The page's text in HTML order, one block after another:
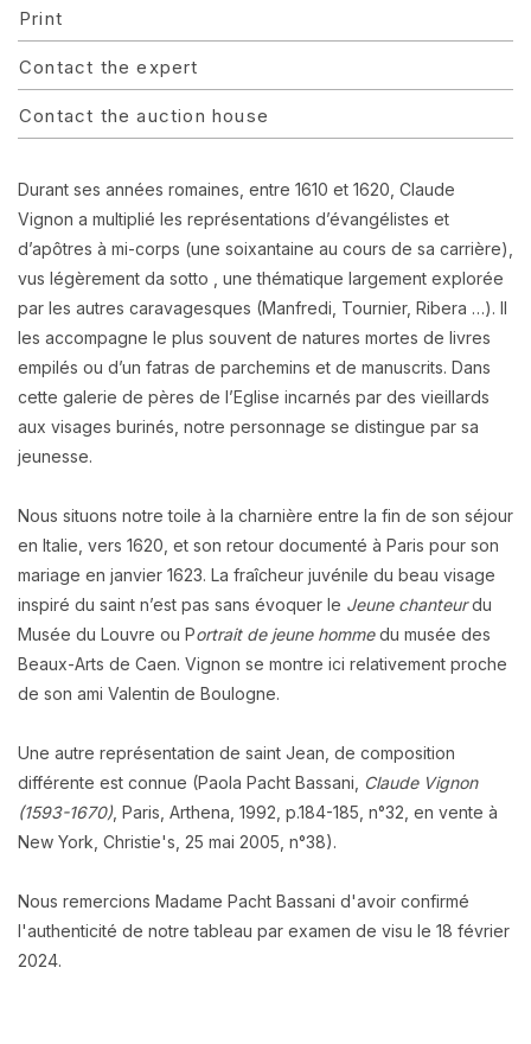
Print
Contact the expert
Contact the auction house
Durant ses années romaines, entre 1610 et 1620, Claude
Vignon a multiplié les représentations d’évangélistes et
d’apôtres à mi-corps (une soixantaine au cours de sa carrière),
vus légèrement da sotto , une thématique largement explorée
par les autres caravagesques (Manfredi, Tournier, Ribera …). Il
les accompagne le plus souvent de natures mortes de livres
empilés ou d’un fatras de parchemins et de manuscrits. Dans
cette galerie de pères de l’Eglise incarnés par des vieillards
aux visages burinés, notre personnage se distingue par sa
jeunesse.
Nous situons notre toile à la charnière entre la fin de son séjour
en Italie, vers 1620, et son retour documenté à Paris pour son
mariage en janvier 1623. La fraîcheur juvénile du beau visage
inspiré du saint n’est pas sans évoquer le Jeune chanteurdu
Musée du Louvre ou Portrait de jeune hommedu musée des
Beaux-Arts de Caen. Vignon se montre ici relativement proche
de son ami Valentin de Boulogne.
Une autre représentation de saint Jean, de composition
différente est connue (Paola Pacht Bassani,
Claude Vignon
(1593-1670), Paris, Arthena, 1992, p.184-185, n°32, en vente à
New York, Christie's, 25 mai 2005, n°38).
Nous remercions Madame Pacht Bassani d'avoir confirmé
l'authenticité de notre tableau par examen de visu le 18 février
2024.